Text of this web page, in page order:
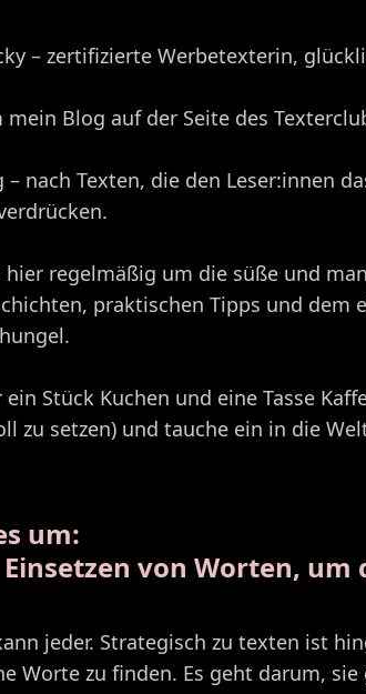
– zertifizierte Werbetexterin,
mein Blog auf der Seite des
– nach Texten, die den Leser:innen
regelmäßig um die süße und
praktischen Tipps und dem
Stück Kuchen und eine Tasse
zu setzen) und tauche ein in die
um:
Einsetzen von Worten,
jeder. Strategisch zu texten ist
Worte zu finden. Es geht darum,